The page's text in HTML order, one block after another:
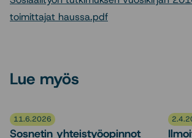
toimittajat haussa.pdf
Lue myös
11.6.2026
Sosnetin yhteistyöopinnot